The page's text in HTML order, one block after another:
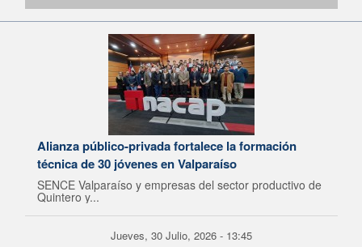
Alianza público-privada fortalece la formación
técnica de 30 jóvenes en Valparaíso
SENCE Valparaíso y empresas del sector productivo de
Quintero y...
Jueves, 30 Julio, 2026 - 13:45